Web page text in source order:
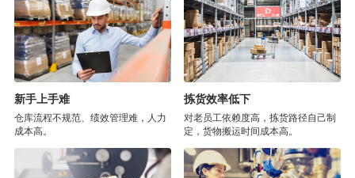
新手上手难
仓库流程不规范、绩效管理难，人力
成本高。
拣货效率低下
对老员工依赖度高，拣货路径自己制
定，货物搬运时间成本高。